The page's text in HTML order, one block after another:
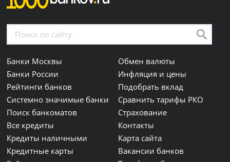
Банки Москвы
Банки России
Рейтинги банков
Системно значимые банки
Поиск банкоматов
Все кредиты
Кредиты наличными
Кредитные карты
Обмен валюты
Инфляция и цены
Подобрать вклад
Сравнить тарифы РКО
Страхование
Контакты
Карта сайта
Вакансии банков